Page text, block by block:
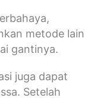
metode lain
gantinya.
juga dapat
Setelah